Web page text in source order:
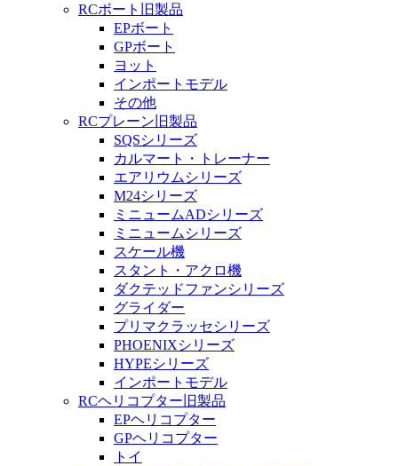
RCボート旧製品
EPボート
GPボート
ヨット
インポートモデル
その他
RCプレーン旧製品
SQSシリーズ
カルマート・トレーナー
エアリウムシリーズ
M24シリーズ
ミニュームADシリーズ
ミニュームシリーズ
スケール機
スタント・アクロ機
ダクテッドファンシリーズ
グライダー
プリマクラッセシリーズ
PHOENIXシリーズ
HYPEシリーズ
インポートモデル
RCヘリコプター旧製品
EPヘリコプター
GPヘリコプター
トイ